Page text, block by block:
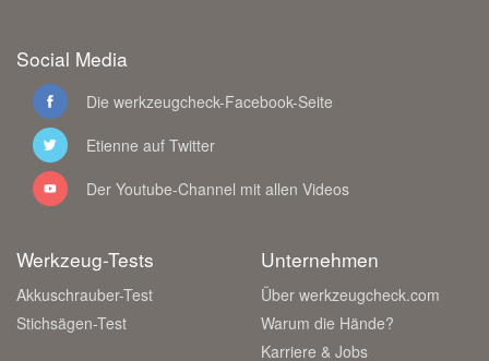
Social Media
Die werkzeugcheck-Facebook-Seite
Etienne auf Twitter
Der Youtube-Channel mit allen Videos
Werkzeug-Tests
Akkuschrauber-Test
Stichsägen-Test
Unternehmen
Über werkzeugcheck.com
Warum die Hände?
Karriere & Jobs